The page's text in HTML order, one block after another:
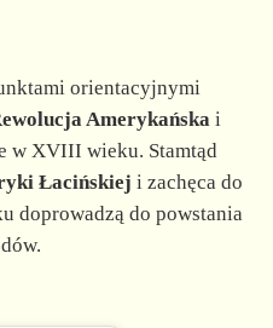
orientacyjnymi
Amerykańskai
w XVIII wieku. Stamtąd
Łacińskiej i zachęca do
doprowadzą do powstania